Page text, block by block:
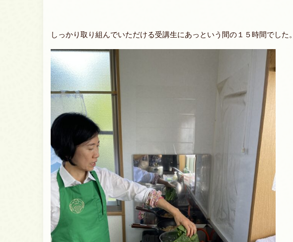
しっかり取り組んでいただける受講生にあっという間の１５時間でした。